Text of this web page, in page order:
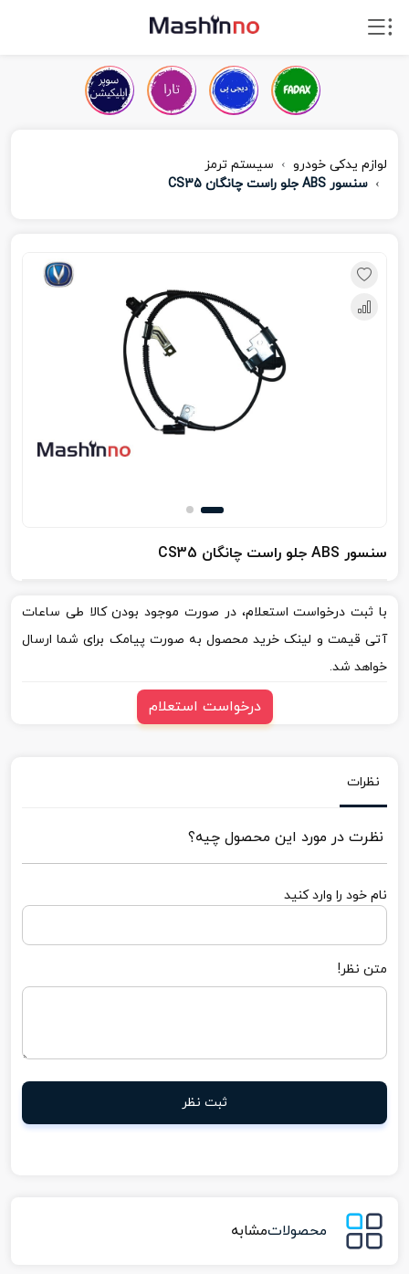
لوازم یدکی خودرو
سیستم ترمز
سنسور ABS جلو راست چانگان CS35
سنسور ABS جلو راست چانگان CS35
با ثبت درخواست استعلام، در صورت موجود بودن کالا طی ساعات
آتی قیمت و لینک خرید محصول به صورت پیامک برای شما ارسال
خواهد شد.
درخواست استعلام
نظرات
نظرت در مورد این محصول چیه؟
نام خود را وارد کنید
متن نظر!
ثبت نظر
محصولاتمشابه